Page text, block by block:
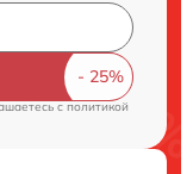
c политикой